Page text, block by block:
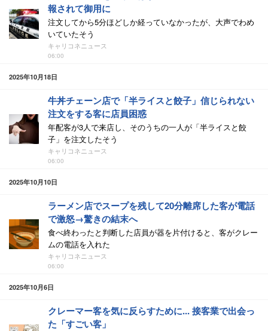
報されて御用に
注文してから5分ほどしか経っていなかったが、大声でわめ
いていたそう
キャリコネニュース
06:00
2025年10月18日
牛丼チェーン店で「半ライスと餃子」信じられない
注文をする客に店員困惑
年配客が3人で来店し、そのうちの一人が「半ライスと餃
子」を注文したそう
キャリコネニュース
06:00
2025年10月10日
ラーメン店でスープを残して20分離席した客が電話
で激怒→驚きの結末へ
食べ終わったと判断した店員が器を片付けると、客がクレー
ムの電話を入れた
キャリコネニュース
06:00
2025年10月6日
クレーマー客を気に反らすために... 接客業で出会っ
た「すごい客」